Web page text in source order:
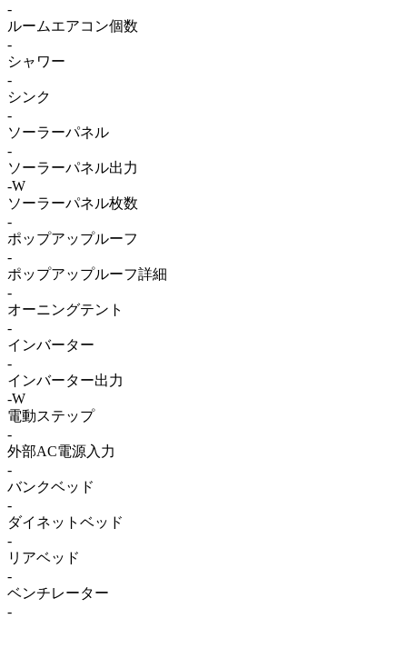
-
ルームエアコン個数
-
シャワー
-
シンク
-
ソーラーパネル
-
ソーラーパネル出力
-W
ソーラーパネル枚数
-
ポップアップルーフ
-
ポップアップルーフ詳細
-
オーニングテント
-
インバーター
-
インバーター出力
-W
電動ステップ
-
外部AC電源入力
-
バンクベッド
-
ダイネットベッド
-
リアベッド
-
ベンチレーター
-